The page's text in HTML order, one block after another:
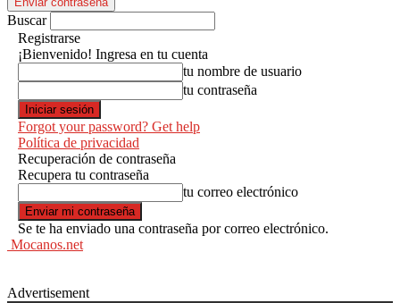
Buscar
Registrarse
¡Bienvenido! Ingresa en tu cuenta
tu nombre de usuario
tu contraseña
Forgot your password? Get help
Política de privacidad
Recuperación de contraseña
Recupera tu contraseña
tu correo electrónico
Se te ha enviado una contraseña por correo electrónico.
Mocanos.net
Advertisement